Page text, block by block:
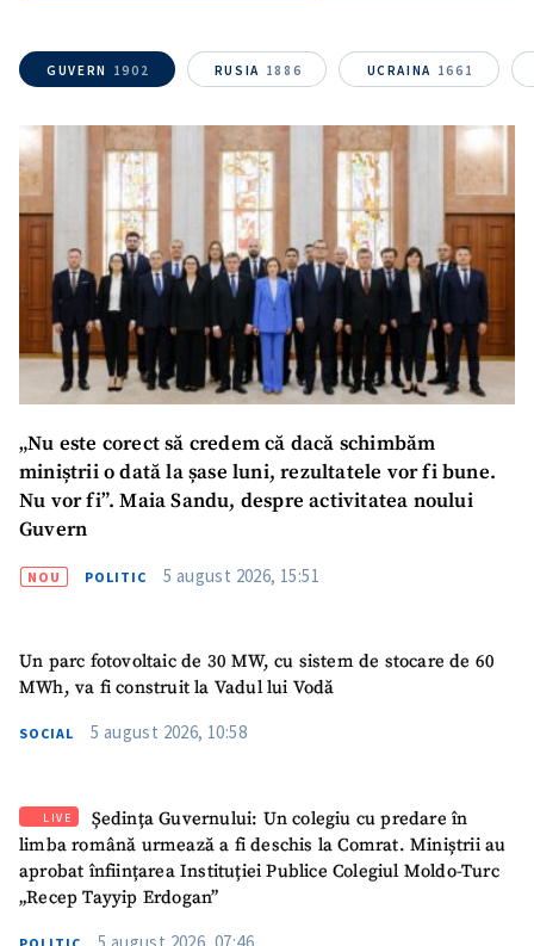
SUSȚINE
GUVERN 1902 RUSIA 1886 UCRAINA 1661
„Nu este corect să credem că dacă schimbăm
miniștrii o dată la șase luni, rezultatele vor fi bune.
Nu vor fi”. Maia Sandu, despre activitatea noului
Guvern
NOU POLITIC 5 august 2026, 15:51
Un parc fotovoltaic de 30 MW, cu sistem de stocare de 60
MWh, va fi construit la Vadul lui Vodă
SOCIAL 5 august 2026, 10:58
LIVE
Ședința Guvernului: Un colegiu cu predare în
limba română urmează a fi deschis la Comrat. Miniștrii au
aprobat înființarea Instituției Publice Colegiul Moldo-Turc
„Recep Tayyip Erdogan”